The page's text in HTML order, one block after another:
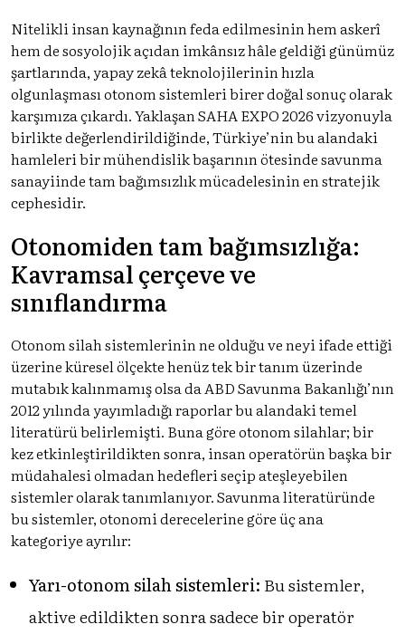
Nitelikli insan kaynağının feda edilmesinin hem askerî
hem de sosyolojik açıdan imkânsız hâle geldiği günümüz
şartlarında, yapay zekâ teknolojilerinin hızla
olgunlaşması otonom sistemleri birer doğal sonuç olarak
karşımıza çıkardı. Yaklaşan SAHA EXPO 2026 vizyonuyla
birlikte değerlendirildiğinde, Türkiye’nin bu alandaki
hamleleri bir mühendislik başarının ötesinde savunma
sanayiinde tam bağımsızlık mücadelesinin en stratejik
cephesidir.
Otonomiden tam bağımsızlığa:
Kavramsal çerçeve ve
sınıflandırma
Otonom silah sistemlerinin ne olduğu ve neyi ifade ettiği
üzerine küresel ölçekte henüz tek bir tanım üzerinde
mutabık kalınmamış olsa da ABD Savunma Bakanlığı’nın
2012 yılında yayımladığı raporlar bu alandaki temel
literatürü belirlemişti. Buna göre otonom silahlar; bir
kez etkinleştirildikten sonra, insan operatörün başka bir
müdahalesi olmadan hedefleri seçip ateşleyebilen
sistemler olarak tanımlanıyor. Savunma literatüründe
bu sistemler, otonomi derecelerine göre üç ana
kategoriye ayrılır:
Yarı-otonom silah sistemleri: Bu sistemler,
aktive edildikten sonra sadece bir operatör